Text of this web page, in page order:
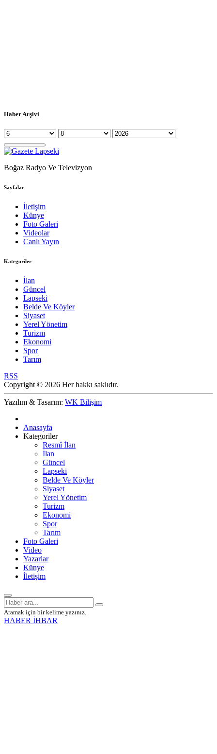
Haber Arşivi
Boğaz Radyo Ve Televizyon
Sayfalar
İletişim
Künye
Foto Galeri
Videolar
Canlı Yayın
Kategoriler
İlan
Güncel
Lapseki
Belde Ve Köyler
Siyaset
Yerel Yönetim
Turizm
Ekonomi
Spor
Tarım
RSS
Copyright © 2026 Her hakkı saklıdır.
Yazılım & Tasarım: WK Bilişim
Anasayfa
Kategoriler
Resmî İlan
İlan
Güncel
Lapseki
Belde Ve Köyler
Siyaset
Yerel Yönetim
Turizm
Ekonomi
Spor
Tarım
Foto Galeri
Video
Yazarlar
Künye
İletişim
Aramak için bir kelime yazınız.
HABER İHBAR